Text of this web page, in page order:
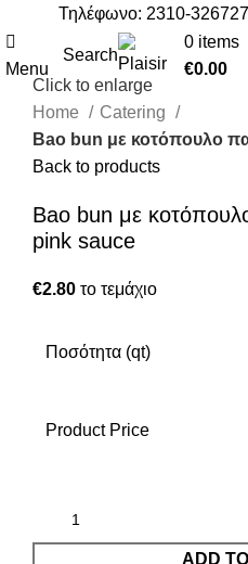
Τηλέφωνο: 2310-
Menu
Search
0 items
€0.00
Click to enlarge
Home
Catering
Bao bun με κοτόπουλο
Back to products
Bao bun με
pink sauce
€2.80 το τεμάχιο
Ποσότητα (qt)
Product Price
ADD